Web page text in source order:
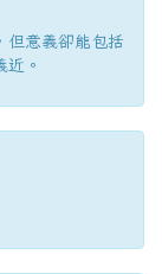
但意義卻能包括
。